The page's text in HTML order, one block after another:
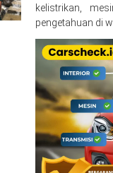
kelistrikan,
pengetahuan di